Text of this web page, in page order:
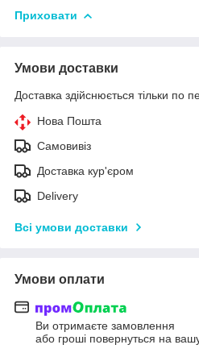
Приховати
Умови доставки
Доставка здійснюється тільки по
Нова Пошта
Самовивіз
Доставка кур'єром
Delivery
Всі умови доставки
Умови оплати
Ви отримаєте замовлення
або гроші повернуться на